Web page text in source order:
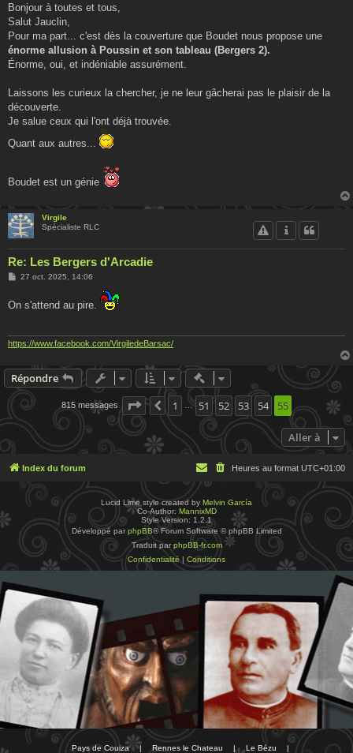
Bonjour à toutes et tous,
Salut Jauclin,
Pour ma part... c'est dès la couverture que Boudet nous propose une
énorme allusion à Poussin et son tableau (Bergers 2).
Énorme, oui, et indéniable assurément.
Laissons les curieux la chercher, je ne leur gâcherai pas le plaisir de la
découverte.
Je salue ceux qui l'ont déjà trouvée.
Quant aux autres...
Boudet est un génie
Virgile
Spécialiste RLC
Re: Les Bergers d'Arcadie
M
s
27 oct. 2025, 14:06
On s'attend au pire.
https://www.facebook.com/VirgiledeBarsac/
Répondre Actions rapides de
815 messages Page 55 sur 55
Précédente
1 … 51 52 53 54 55
Aller à
Index du forum Heures au format UTC+01:00
Lucid Lime style created by Melvin García
Co-Author: MannixMD
Style Version: 1.2.1
Développé par phpBB® Forum Software © phpBB Limited
Traduit par phpBB-fr.com
Confidentialité | Conditions
Pays de Couiza | Rennes le Chateau | Le Bézu |